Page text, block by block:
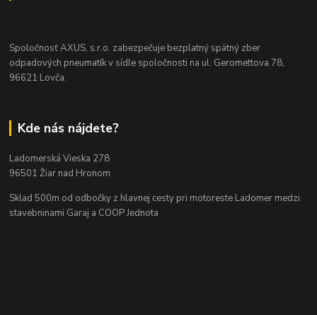
Spoločnosť AXUS, s.r.o. zabezpečuje bezplatný spätný zber
odpadových pneumatík v sídle spoločnosti na ul. Geromettova 78,
96621 Lovča.
Kde nás nájdete?
Ladomerská Vieska 278
96501 Žiar nad Hronom
Sklad 500m od odbočky z hlavnej cesty pri motoreste Ladomer medzi
stavebninami Garaj a COOP Jednota